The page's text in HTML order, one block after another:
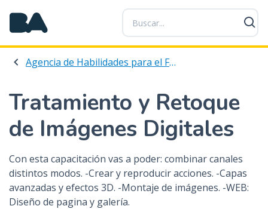
P
a
s
a
r
o
n
e
n
i
Agencia de Habilidades para el Futuro
Tratamiento y Retoque
de Imágenes Digitales
Con esta capacitación vas a poder: combinar canales
distintos modos. -Crear y reproducir acciones. -Capas
avanzadas y efectos 3D. -Montaje de imágenes. -WEB:
Diseño de pagina y galería.